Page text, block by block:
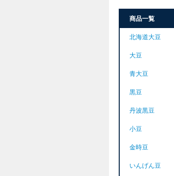
商品一覧
北海道大豆
大豆
青大豆
黒豆
丹波黒豆
小豆
金時豆
いんげん豆